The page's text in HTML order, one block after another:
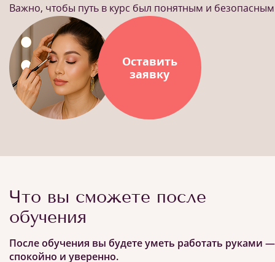
Важно, чтобы путь в курс был понятным и безопасным
Оставить
заявку
Что вы сможете после
обучения
После обучения вы будете уметь работать руками —
спокойно и уверенно.